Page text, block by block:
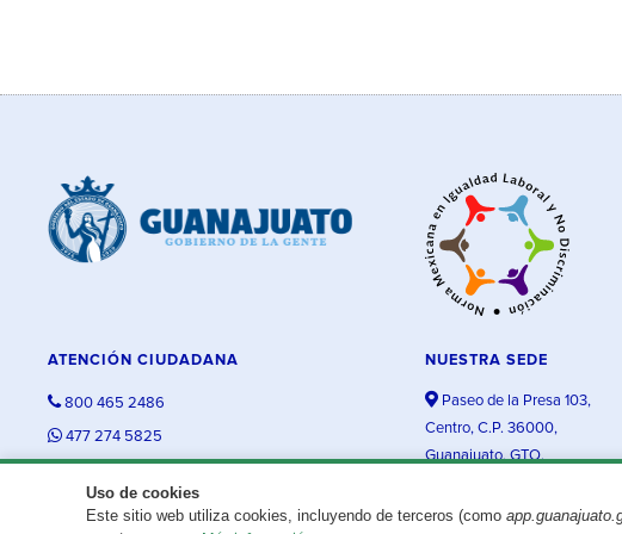
Uso de cookies
Este sitio web utiliza cookies, incluyendo de terceros (como
ATENCIÓN CIUDADANA
800 465 2486
477 274 5825
NUESTRA SEDE
Paseo de la Presa 103,
Centro, C.P. 36000,
Guanajuato, GTO.
¿Existe algún problema con esta página?Repórtalo aquí. Aviso